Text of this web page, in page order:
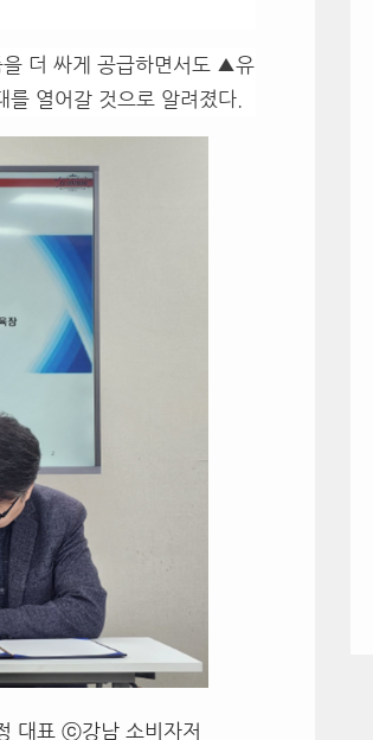
더 싸게 공급하면서도 ▲유
열어갈 것으로 알려졌다.
대표 ⓒ강남 소비자저